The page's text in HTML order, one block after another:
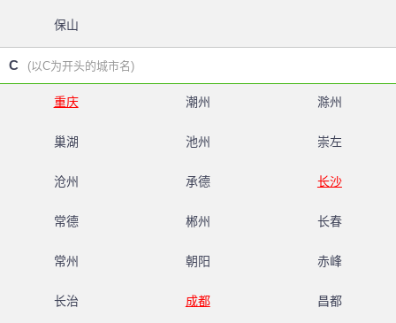
保山
C (以C为开头的城市名)
重庆 潮州 滁州
巢湖 池州 崇左
沧州 承德 长沙
常德 郴州 长春
常州 朝阳 赤峰
长治 成都 昌都